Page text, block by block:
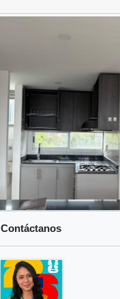
Contáctanos